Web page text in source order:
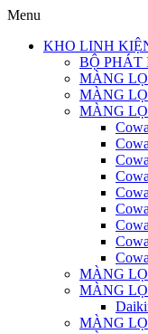
Menu
KHO LINH
BỘ PHÁT
MÀNG
MÀNG
MÀNG
MÀNG
MÀNG
MÀNG